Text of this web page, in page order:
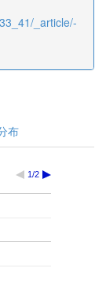
_article/-
布
1/2